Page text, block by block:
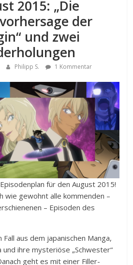
2015: „Die
der
und zwei
Philipp S. 1 Kommentar
für den August 2015!
wie gewohnt alle kommenden –
– Episoden des
Fall aus dem japanischen Manga,
und ihre mysteriöse „Schwester“
geht es mit einer Filler-